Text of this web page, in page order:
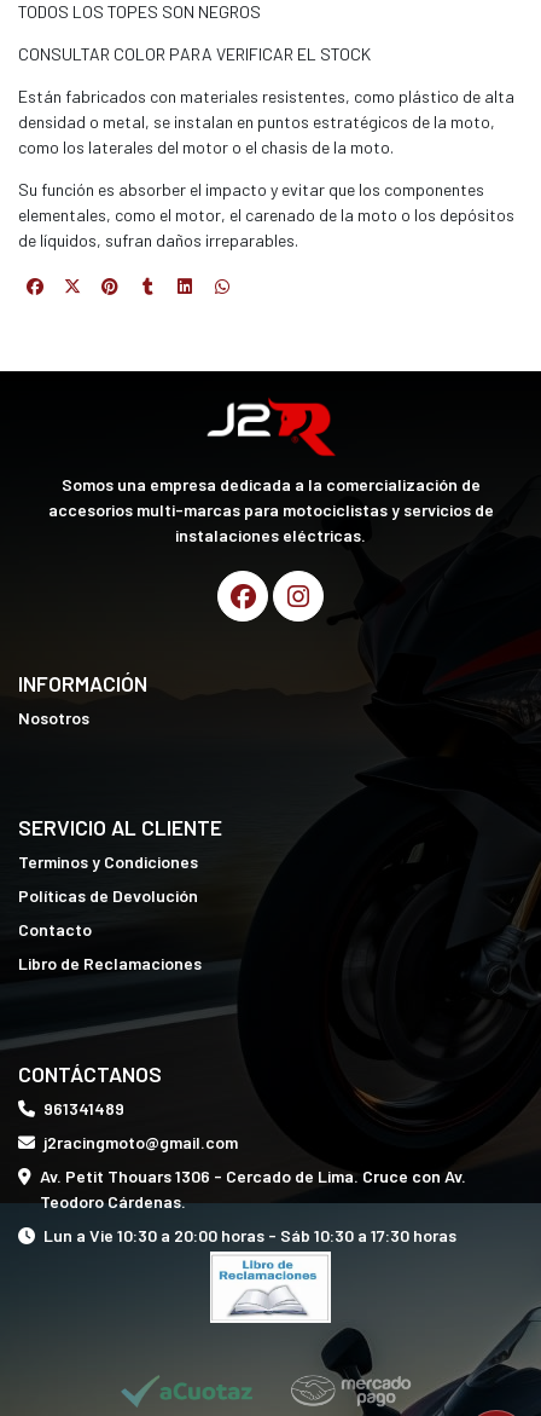
TODOS LOS TOPES SON NEGROS
CONSULTAR COLOR PARA VERIFICAR EL STOCK
Están fabricados con materiales resistentes, como plástico de alta
densidad o metal, se instalan en puntos estratégicos de la moto,
como los laterales del motor o el chasis de la moto.
Su función es absorber el impacto y evitar que los componentes
elementales, como el motor, el carenado de la moto o los depósitos
de líquidos, sufran daños irreparables.
Somos una empresa dedicada a la comercialización de
accesorios multi-marcas para motociclistas y servicios de
instalaciones eléctricas.
INFORMACIÓN
Nosotros
SERVICIO AL CLIENTE
Terminos y Condiciones
Políticas de Devolución
Contacto
Libro de Reclamaciones
CONTÁCTANOS
961341489
j2racingmoto@gmail.com
Av. Petit Thouars 1306 - Cercado de Lima. Cruce con Av.
Teodoro Cárdenas.
Lun a Vie 10:30 a 20:00 horas - Sáb 10:30 a 17:30 horas